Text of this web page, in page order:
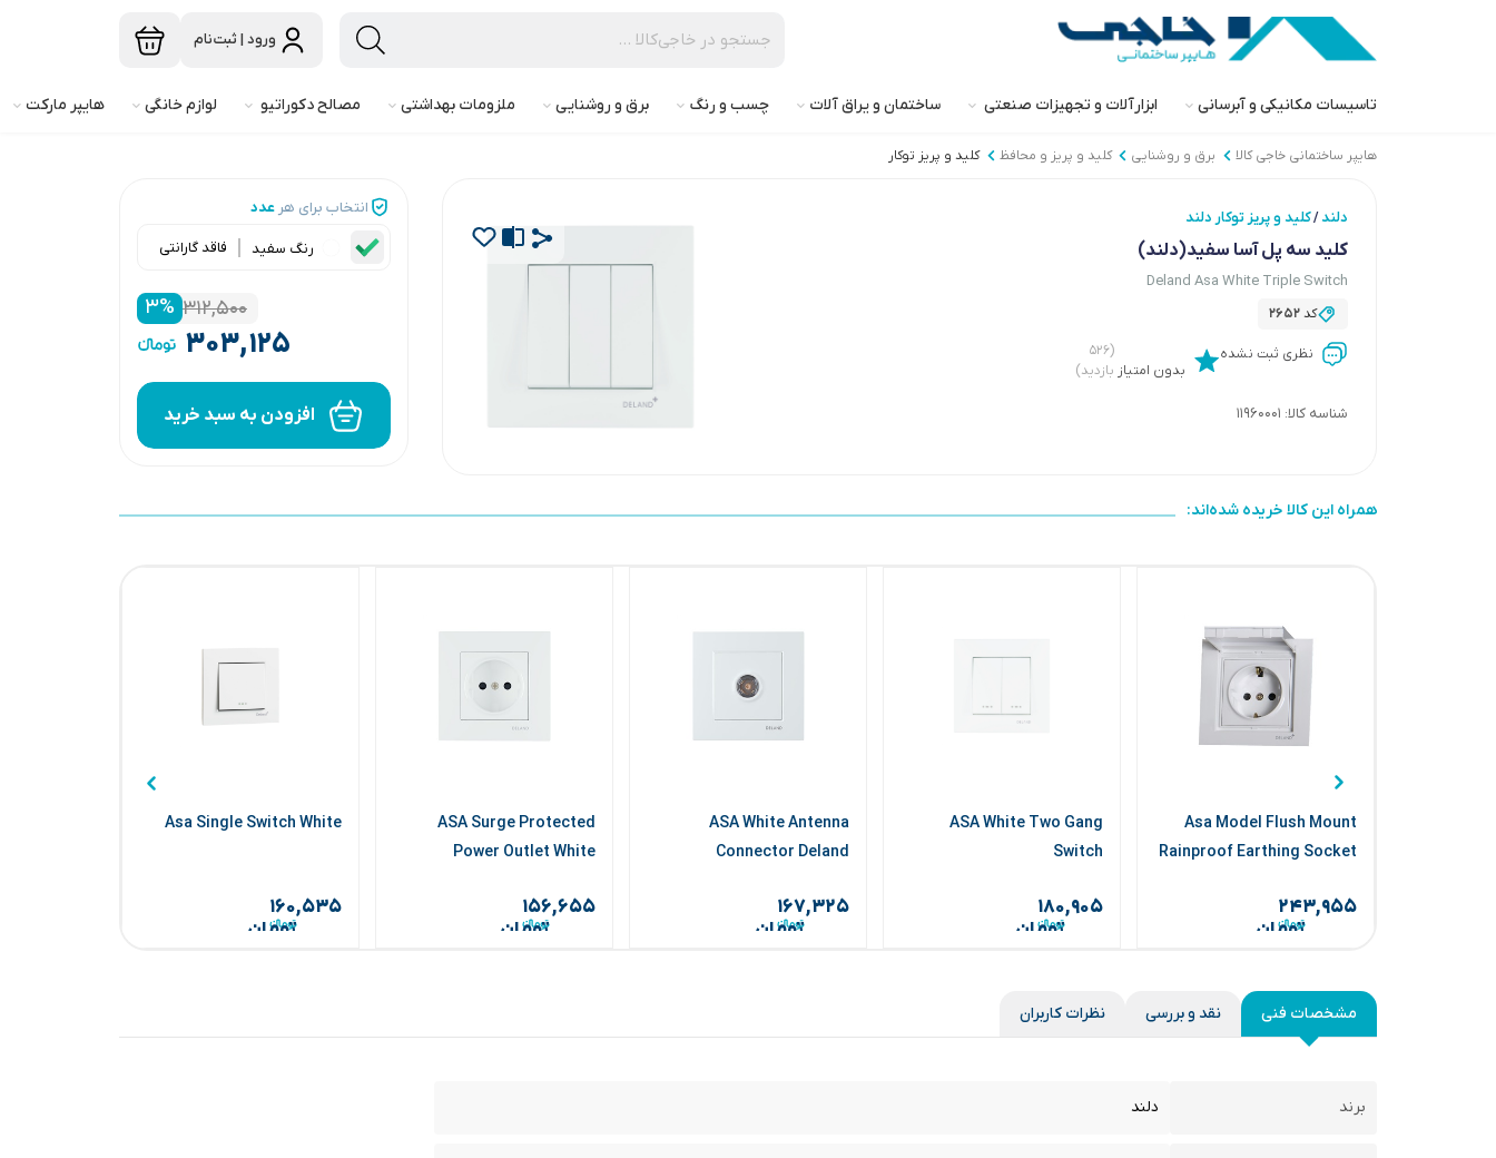
ورود | ثبت‌نام
تاسیسات مکانیکی و آبرسانی ابزارآلات و تجهیزات صنعتی ساختمان و یراق آلات چسب و رنگ برق و روشنایی ملزومات بهداشتی مصالح دکوراتیو لوازم خانگی هایپر مارکت
هایپر ساختمانی خاجی‌ کالا برق و روشنایی کلید و پریز و محافظ کلید و پریز توکار
دلند/کلید و پریز توکار دلند
کلید سه پل آسا سفید(دلند)
Deland Asa White Triple Switch
کد2652
نظری ثبت نشده
بدون امتیاز
(۵۲۶
بازدید)
شناسه کالا: 11960001
انتخاب برای هر عدد
رنگ سفید فاقد گارانتی
۳% ۳۱۲,۵۰۰
۳۰۳,۱۲۵
افزودن به سبد خرید
همراه این کالا خریده شده‌اند:
Asa Model Flush Mount
Rainproof Earthing Socket
۲۴۳,۹۵۵
تومان
ASA White Two Gang
Switch
۱۸۰,۹۰۵
تومان
ASA White Antenna
Connector Deland
۱۶۷,۳۲۵
تومان
ASA Surge Protected
Power Outlet White
۱۵۶,۶۵۵
تومان
Asa Single Switch White
۱۶۰,۵۳۵
تومان
مشخصات فنی نقد و بررسی نظرات کاربران
برند دلند